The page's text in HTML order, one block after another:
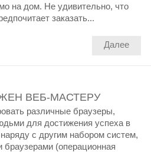
на дом. Не удивительно, что
заказать...
Далее
ВЕБ-МАСТЕРУ
различные браузеры,
для достижения успеха в
с другим набором систем,
браузерами (операционная